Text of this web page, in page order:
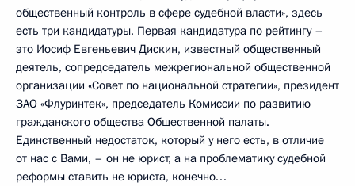
общественный контроль в сфере судебной власти», здесь
есть три кандидатуры. Первая кандидатура по рейтингу –
это Иосиф Евгеньевич Дискин, известный общественный
деятель, сопредседатель межрегиональной общественной
организации «Совет по национальной стратегии», президент
ЗАО «Флуринтек», председатель Комиссии по развитию
гражданского общества Общественной палаты.
Единственный недостаток, который у него есть, в отличие
от нас с Вами, – он не юрист, а на проблематику судебной
реформы ставить не юриста, конечно…